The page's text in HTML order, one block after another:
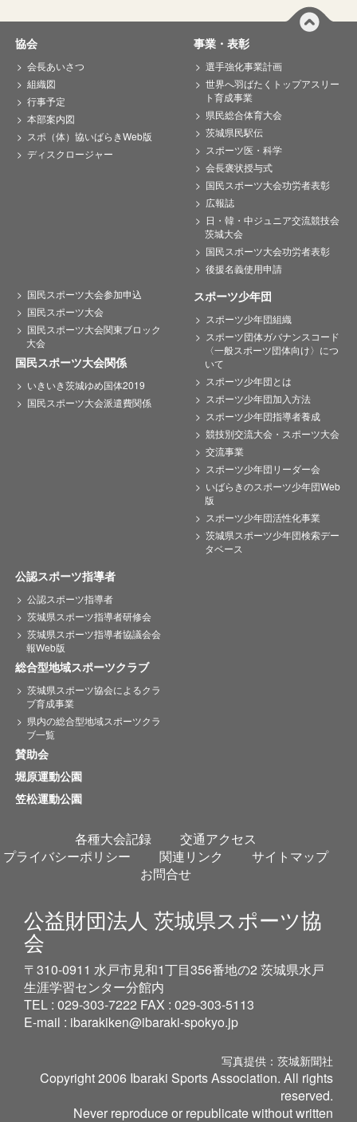
協会
会長あいさつ
組織図
行事予定
本部案内図
スポ（体）協いばらきWeb版
ディスクロージャー
事業・表彰
選手強化事業計画
世界へ羽ばたくトップアスリー
ト育成事業
県民総合体育大会
茨城県民駅伝
スポーツ医・科学
会長褒状授与式
国民スポーツ大会功労者表彰
広報誌
日・韓・中ジュニア交流競技会
茨城大会
国民スポーツ大会功労者表彰
後援名義使用申請
国民スポーツ大会参加申込
国民スポーツ大会
国民スポーツ大会関東ブロック
大会
国民スポーツ大会関係
いきいき茨城ゆめ国体2019
国民スポーツ大会派遣費関係
スポーツ少年団
スポーツ少年団組織
スポーツ団体ガバナンスコード
〈一般スポーツ団体向け〉につ
いて
スポーツ少年団とは
スポーツ少年団加入方法
スポーツ少年団指導者養成
競技別交流大会・スポーツ大会
交流事業
スポーツ少年団リーダー会
いばらきのスポーツ少年団Web
版
スポーツ少年団活性化事業
茨城県スポーツ少年団検索デー
タベース
公認スポーツ指導者
公認スポーツ指導者
茨城県スポーツ指導者研修会
茨城県スポーツ指導者協議会会
報Web版
総合型地域スポーツクラブ
茨城県スポーツ協会によるクラ
ブ育成事業
県内の総合型地域スポーツクラ
ブ一覧
賛助会
堀原運動公園
笠松運動公園
各種大会記録
交通アクセス
プライバシーポリシー
関連リンク
サイトマップ
お問合せ
公益財団法人 茨城県スポーツ協
会
〒310-0911 水戸市見和1丁目356番地の2 茨城県水戸
生涯学習センター分館内
TEL : 029-303-7222 FAX : 029-303-5113
E-mail : ibarakiken@ibaraki-spokyo.jp
写真提供：茨城新聞社
Copyright 2006 Ibaraki Sports Association. All rights
reserved.
Never reproduce or republicate without written